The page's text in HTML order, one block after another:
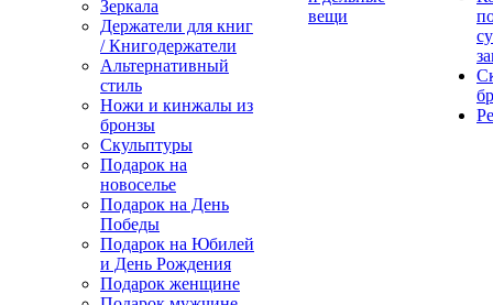
Зеркала
Держатели для книг
/ Книгодержатели
Альтернативный
стиль
Ножи и кинжалы из
бронзы
Скульптуры
Подарок на
новоселье
Подарок на День
Победы
Подарок на Юбилей
и День Рождения
Подарок женщине
вещи